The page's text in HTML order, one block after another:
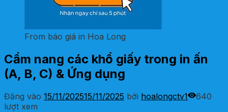
From báo giá in Hoa Long
Cẩm nang các khổ giấy trong in ấn
(A, B, C) & Ứng dụng
Đăng vào 15/11/202515/11/2025 bởi hoalongctv1
640
lượt xem